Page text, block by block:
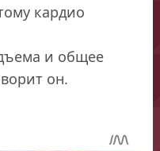
кардио
и общее
он.